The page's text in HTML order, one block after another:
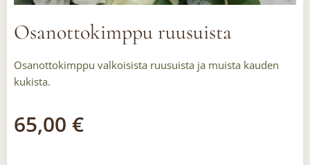
Osanottokimppu ruusuista
Osanottokimppu valkoisista ruusuista ja muista kauden
kukista.
65,00 €